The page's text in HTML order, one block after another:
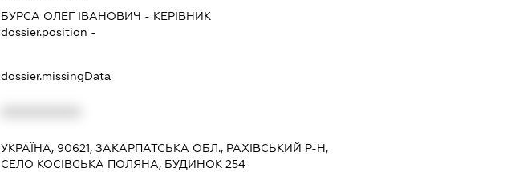
БУРСА ОЛЕГ ІВАНОВИЧ - КЕРІВНИК
dossier.position -
dossier.missingData
УКРАЇНА, 90621, ЗАКАРПАТСЬКА ОБЛ., РАХІВСЬКИЙ Р-Н,
СЕЛО КОСІВСЬКА ПОЛЯНА, БУДИНОК 254